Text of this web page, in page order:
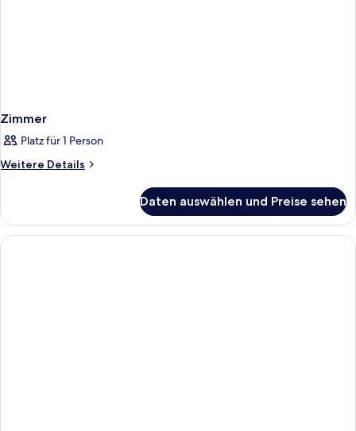
Zimmer
Platz für 1 Person
Weitere Details
Weitere
Daten auswählen und Preise sehen